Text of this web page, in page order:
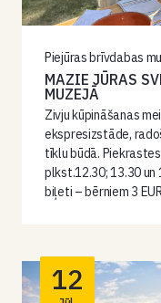
Piejūras brīvdabas
MAZIE JŪRAS
MUZEJĀ
Zivju kūpināšanas
ekspresizstāde,
tīklu būdā.
plkst.12.30; 13.30 un
biļeti – bērniem 3
12